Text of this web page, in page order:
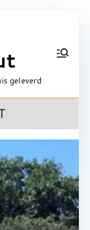
geleverd